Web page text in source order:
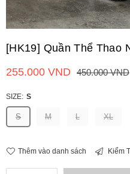
[HK19] Quần Thể Thao
Giá
yết
255.000 VND 450.000 VND
SIZE: S
S M L XL
Thêm vào danh sách Kiểm